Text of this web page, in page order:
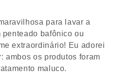
para lavar a
bafônico ou
extraordinário! Eu adorei
ambos os produtos foram
maluco.